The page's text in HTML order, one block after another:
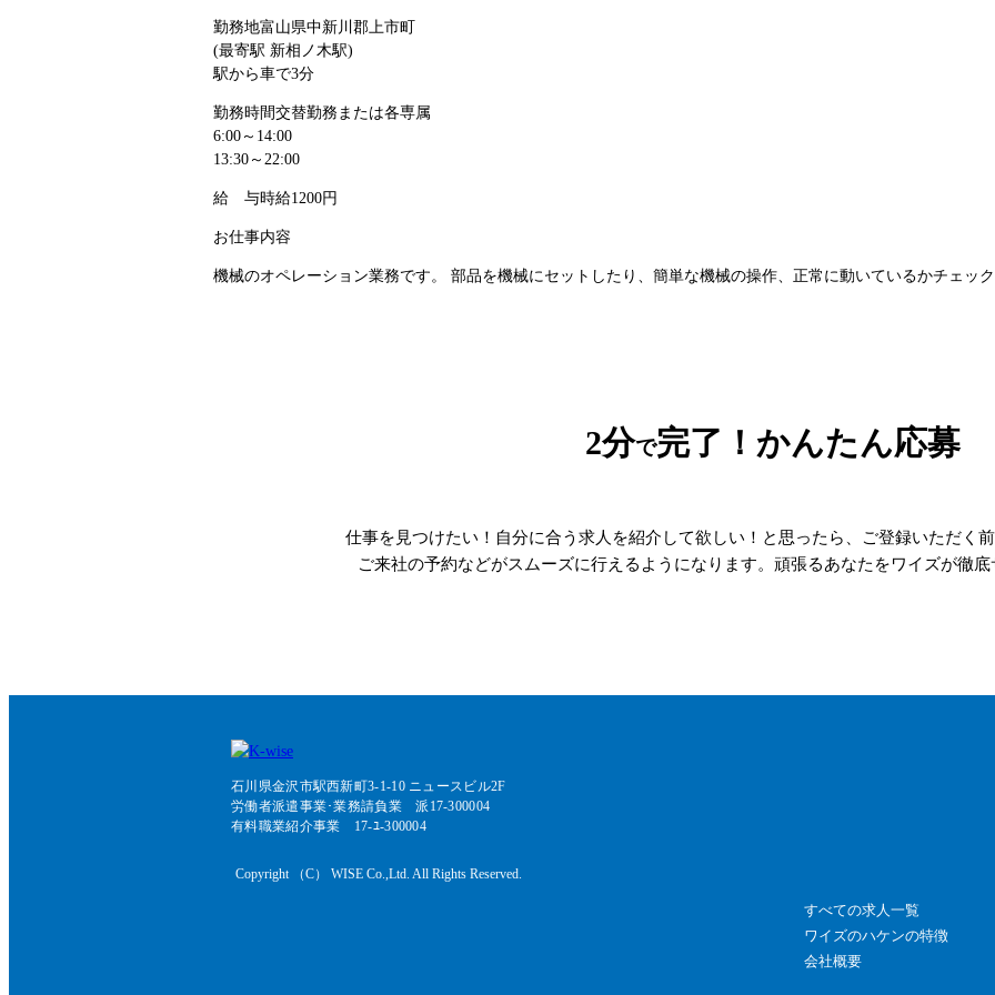
勤務地富山県中新川郡上市町
(最寄駅 新相ノ木駅)
駅から車で3分
勤務時間交替勤務または各専属
6:00～14:00
13:30～22:00
給 与時給1200円
お仕事内容
機械のオペレーション業務です。 部品を機械にセットしたり、簡単な機械の操作、正常に動いているかチェック
2分で完了！かんたん応募
仕事を見つけたい！自分に合う求人を紹介して欲しい！と思ったら、ご登録いただく前
ご来社の予約などがスムーズに行えるようになります。頑張るあなたをワイズが徹
石川県金沢市駅西新町3-1-10 ニュースビル2F
労働者派遣事業･業務請負業 派17-300004
有料職業紹介事業 17-ﾕ-300004
Copyright （C） WISE Co.,Ltd. All Rights Reserved.
すべての求人一覧
ワイズのハケンの特徴
会社概要